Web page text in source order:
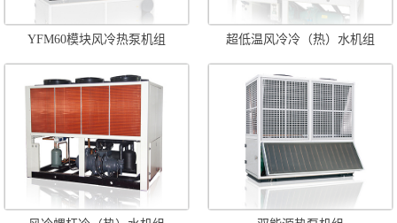
YFM60模块风冷热泵机组 超低温风冷冷（热）水机组